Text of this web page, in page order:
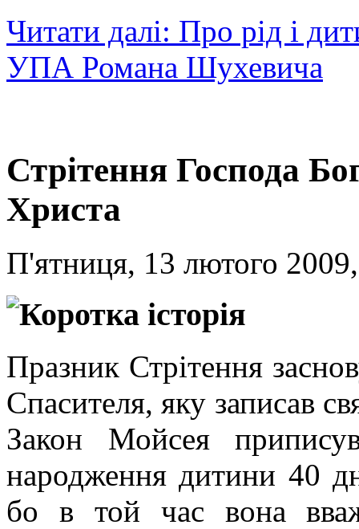
Читати далі: Про рід і
УПА Романа Шухевича
Стрітення Господа
Христа
П'ятниця, 13 лютого
Коротка історія
Празник Стрітення
Спасителя, яку записав
Закон Мойсея
народження дитини 40
бо в той час вона